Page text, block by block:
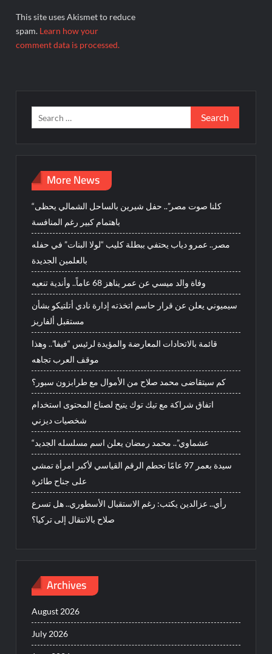
This site uses Akismet to reduce
spam. Learn how your
comment data is processed.
Search
for:
More News
“كلنا صوت مصر”.. حفل شيرين بالساحل الشمالي يحظى
باهتمام كبير رغم المنافسة
مصر.. عمرو دياب يحتفي ببطلة كليب “لولا البنات” في حفله
بالعلمين الجديدة
وفاة والد ميسي عن عمر يناهز 68 عاماً.. وأندية تنعيه
سيميوني يعلن عن قرار حاسم اتخذته إدارة نادي أتلتيكو بشأن
مستقبل ألفاريز
قائمة بالاتحادات المعارضة والمؤيدة لرئيس “فيفا”.. وهذا
موقف العرب تجاهه
كم سيتقاضى محمد صلاح من الأموال مع طرابزون سبور؟
اتفاق شراكة مع تيك توك يتيح لصناع المحتوى استخدام
شخصيات ديزني
“عشماوي”.. محمد رمضان يعلن اسم مسلسله الجديد
سيدة بعمر 97 عامًا تحطم الرقم القياسي لأكبر امرأة تمشي
على جناح طائرة
رأي.. عزالدين يكتب: رغم الاستقبال الأسطوري.. هل تسرع
صلاح بالانتقال إلى تركيا؟
Archives
August 2026
July 2026